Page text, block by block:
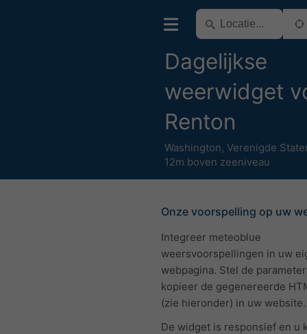
Dagelijkse
weerwidget
Renton
Washington, Verenigde
12m boven zeeniveau
Onze voorspelling op uw
Integreer meteoblue
weersvoorspellingen in uw
webpagina. Stel de
kopieer de gegenereerde
(zie hieronder) in uw website.
De widget is responsief en u